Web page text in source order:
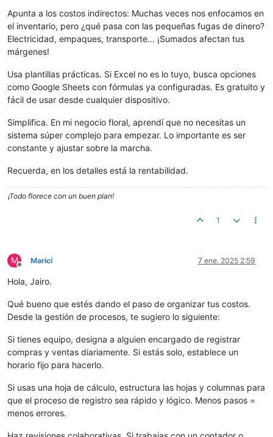
Apunta a los costos indirectos: Muchas veces nos enfocamos en
el inventario, pero ¿qué pasa con las pequeñas fugas de dinero?
Electricidad, empaques, transporte… ¡Sumados afectan tus
márgenes!
Usa plantillas prácticas. Si Excel no es lo tuyo, busca opciones
como Google Sheets con fórmulas ya configuradas. Es gratuito y
fácil de usar desde cualquier dispositivo.
Simplifica. En mi negocio floral, aprendí que no necesitas un
sistema súper complejo para empezar. Lo importante es ser
constante y ajustar sobre la marcha.
Recuerda, en los detalles está la rentabilidad.
¡Todo florece con un buen plan!
1
M
Desconectado
Maricí 7 ene. 2025 2:59
Hola, Jairo.
Qué bueno que estés dando el paso de organizar tus costos.
Desde la gestión de procesos, te sugiero lo siguiente:
Si tienes equipo, designa a alguien encargado de registrar
compras y ventas diariamente. Si estás solo, establece un
horario fijo para hacerlo.
Si usas una hoja de cálculo, estructura las hojas y columnas para
que el proceso de registro sea rápido y lógico. Menos pasos =
menos errores.